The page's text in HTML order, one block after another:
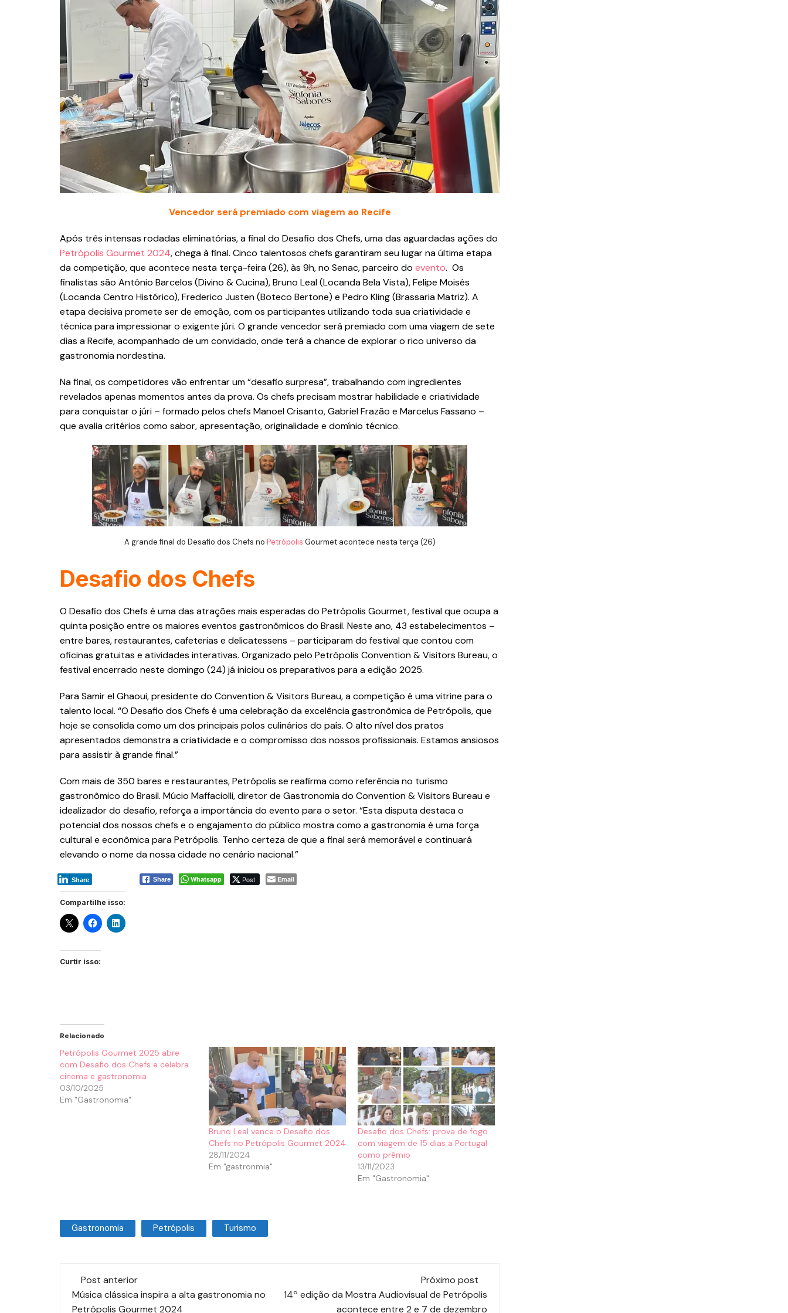
Vencedor será premiado com viagem ao Recife
Após três intensas rodadas eliminatórias, a final do Desafio dos Chefs, uma das aguardadas ações do
Petrópolis Gourmet 2024, chega à final. Cinco talentosos chefs garantiram seu lugar na última etapa
da competição, que acontece nesta terça-feira (26), às 9h, no Senac, parceiro do evento. Os
finalistas são Antônio Barcelos (Divino & Cucina), Bruno Leal (Locanda Bela Vista), Felipe Moisés
(Locanda Centro Histórico), Frederico Justen (Boteco Bertone) e Pedro Kling (Brassaria Matriz). A
etapa decisiva promete ser de emoção, com os participantes utilizando toda sua criatividade e
técnica para impressionar o exigente júri. O grande vencedor será premiado com uma viagem de sete
dias a Recife, acompanhado de um convidado, onde terá a chance de explorar o rico universo da
gastronomia nordestina.
Na final, os competidores vão enfrentar um “desafio surpresa”, trabalhando com ingredientes
revelados apenas momentos antes da prova. Os chefs precisam mostrar habilidade e criatividade
para conquistar o júri – formado pelos chefs Manoel Crisanto, Gabriel Frazão e Marcelus Fassano –
que avalia critérios como sabor, apresentação, originalidade e domínio técnico.
A grande final do Desafio dos Chefs no Petrópolis Gourmet acontece nesta terça (26)
Desafio dos Chefs
O Desafio dos Chefs é uma das atrações mais esperadas do Petrópolis Gourmet, festival que ocupa a
quinta posição entre os maiores eventos gastronômicos do Brasil. Neste ano, 43 estabelecimentos –
entre bares, restaurantes, cafeterias e delicatessens – participaram do festival que contou com
oficinas gratuitas e atividades interativas. Organizado pelo Petrópolis Convention & Visitors Bureau, o
festival encerrado neste domingo (24) já iniciou os preparativos para a edição 2025.
Para Samir el Ghaoui, presidente do Convention & Visitors Bureau, a competição é uma vitrine para o
talento local. “O Desafio dos Chefs é uma celebração da excelência gastronômica de Petrópolis, que
hoje se consolida como um dos principais polos culinários do país. O alto nível dos pratos
apresentados demonstra a criatividade e o compromisso dos nossos profissionais. Estamos ansiosos
para assistir à grande final.”
Com mais de 350 bares e restaurantes, Petrópolis se reafirma como referência no turismo
gastronômico do Brasil. Múcio Maffaciolli, diretor de Gastronomia do Convention & Visitors Bureau e
idealizador do desafio, reforça a importância do evento para o setor. “Esta disputa destaca o
potencial dos nossos chefs e o engajamento do público mostra como a gastronomia é uma força
cultural e econômica para Petrópolis. Tenho certeza de que a final será memorável e continuará
elevando o nome da nossa cidade no cenário nacional.”
Share Whatsapp Post Email
Share
Compartilhe isso:
Curtir isso:
Relacionado
Petrópolis Gourmet 2025 abre
com Desafio dos Chefs e celebra
cinema e gastronomia
03/10/2025
Em "Gastronomia"
Bruno Leal vence o Desafio dos
Chefs no Petrópolis Gourmet 2024
28/11/2024
Em "gastronmia"
Desafio dos Chefs: prova de fogo
com viagem de 15 dias a Portugal
como prêmio
13/11/2023
Em "Gastronomia"
Gastronomia Petrópolis Turismo
Post anterior
Música clássica inspira a alta gastronomia no
Petrópolis Gourmet 2024
Próximo post
14ª edição da Mostra Audiovisual de Petrópolis
acontece entre 2 e 7 de dezembro